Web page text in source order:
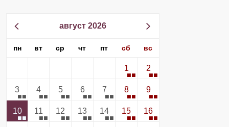
август 2026
пн вт ср чт пт сб вс
1 2
3 4 5 6 7 8 9
10 11 12 13 14 15 16